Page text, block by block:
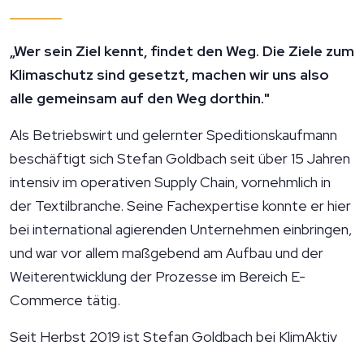
„Wer sein Ziel kennt, findet den Weg. Die Ziele zum
Klimaschutz sind gesetzt, machen wir uns also
alle gemeinsam auf den Weg dorthin."
Als Betriebswirt und gelernter Speditionskaufmann
beschäftigt sich Stefan Goldbach seit über 15 Jahren
intensiv im operativen Supply Chain, vornehmlich in
der Textilbranche. Seine Fachexpertise konnte er hier
bei international agierenden Unternehmen einbringen,
und war vor allem maßgebend am Aufbau und der
Weiterentwicklung der Prozesse im Bereich E-
Commerce tätig.
Seit Herbst 2019 ist Stefan Goldbach bei KlimAktiv